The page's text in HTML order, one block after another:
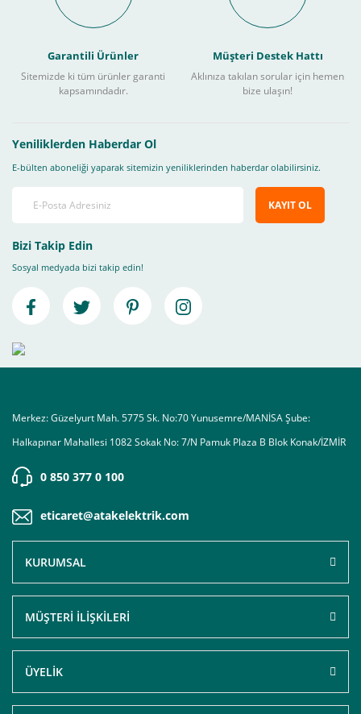
Garantili Ürünler
Sitemizde ki tüm ürünler garanti
kapsamındadır.
Müşteri Destek Hattı
Aklınıza takılan sorular için hemen
bize ulaşın!
Yeniliklerden Haberdar Ol
E-bülten aboneliği yaparak sitemizin yeniliklerinden haberdar olabilirsiniz.
KAYIT OL
Bizi Takip Edin
Sosyal medyada bizi takip edin!
Merkez: Güzelyurt Mah. 5775 Sk. No:70 Yunusemre/MANİSA Şube:
Halkapınar Mahallesi 1082 Sokak No: 7/N Pamuk Plaza B Blok Konak/İZMİR
0 850 377 0 100
eticaret@atakelektrik.com
KURUMSAL
MÜŞTERİ İLİŞKİLERİ
ÜYELİK